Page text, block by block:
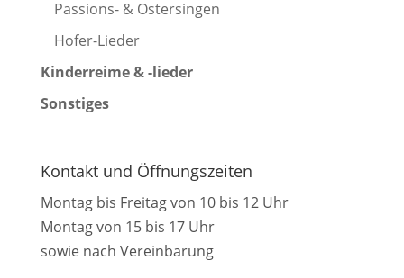
Passions- & Ostersingen
Hofer-Lieder
Kinderreime & -lieder
Sonstiges
Kontakt und Öffnungszeiten
Montag bis Freitag von 10 bis 12 Uhr
Montag von 15 bis 17 Uhr
sowie nach Vereinbarung